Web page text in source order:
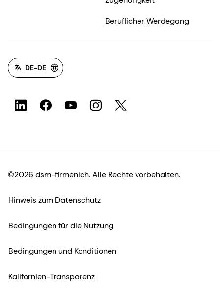
Beruflicher Werdegang
DE-DE
©2026 dsm-firmenich. Alle Rechte vorbehalten.
Hinweis zum Datenschutz
Bedingungen für die Nutzung
Bedingungen und Konditionen
Kalifornien-Transparenz